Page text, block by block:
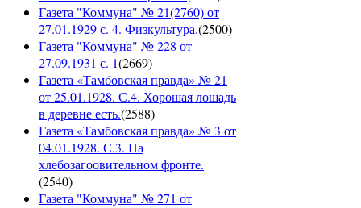
Газета "Коммуна" № 21(2760) от
27.01.1929 с. 4. Физкультура.(2500)
Газета "Коммуна" № 228 от
27.09.1931 с. 1(2669)
Газета «Тамбовская правда» № 21
от 25.01.1928. С.4. Хорошая лошадь
в деревне есть.(2588)
Газета «Тамбовская правда» № 3 от
04.01.1928. С.3. На
хлебозагоовительном фронте.
(2540)
Газета "Коммуна" № 271 от